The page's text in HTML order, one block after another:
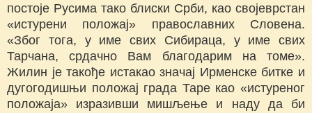
постоје Русима тако блиски Срби, као својеврстан
«истурени положај» православних Словена.
«Због тога, у име свих Сибираца, у име свих
Тарчана, срдачно Вам благодарим на томе».
Жилин је такође истакао значај Ирменске битке и
дугогодишњи положај града Таре као «истуреног
положаја» изразивши мишљење и наду да би